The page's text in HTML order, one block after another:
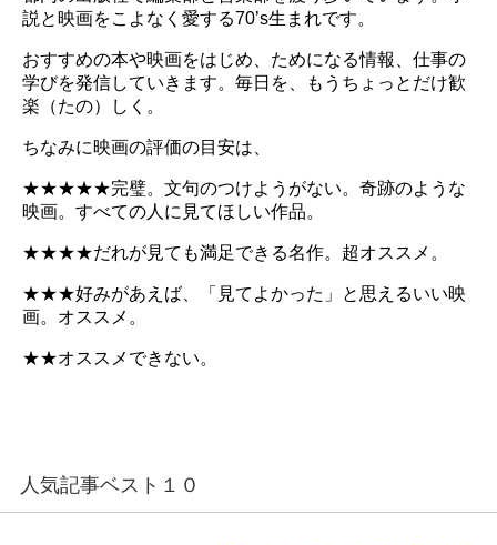
説と映画をこよなく愛する70’s生まれです。
おすすめの本や映画をはじめ、ためになる情報、仕事の
学びを発信していきます。毎日を、もうちょっとだけ歓
楽（たの）しく。
ちなみに映画の評価の目安は、
★★★★★完璧。文句のつけようがない。奇跡のような
映画。すべての人に見てほしい作品。
★★★★だれが見ても満足できる名作。超オススメ。
★★★好みがあえば、「見てよかった」と思えるいい映
画。オススメ。
★★オススメできない。
人気記事ベスト１０